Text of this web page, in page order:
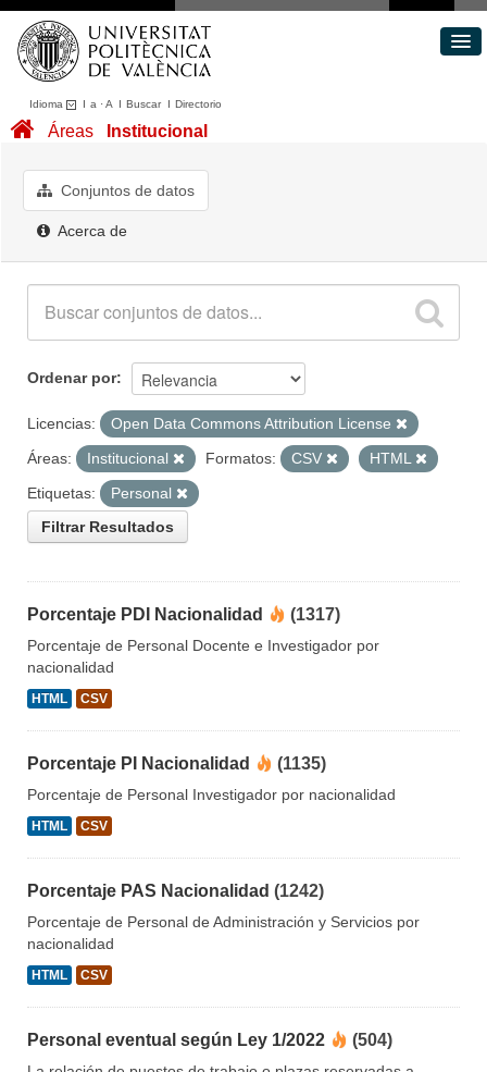
Idioma I a ·A I BuscarI Directorio
Conjuntos de datos
Acerca de
Áreas Institucional
Conjuntos de datos
Acerca de
Ordenar por
Licencias:
Open Data Commons Attribution License
Áreas:
Institucional Formatos: CSV
HTML
Etiquetas:
Personal
Filtrar Resultados
Porcentaje PDI Nacionalidad (1317)
Porcentaje de Personal Docente e Investigador por
nacionalidad
HTML CSV
Porcentaje PI Nacionalidad (1135)
Porcentaje de Personal Investigador por nacionalidad
HTML CSV
Porcentaje PAS Nacionalidad (1242)
Porcentaje de Personal de Administración y Servicios por
nacionalidad
HTML CSV
Personal eventual según Ley 1/2022 (504)